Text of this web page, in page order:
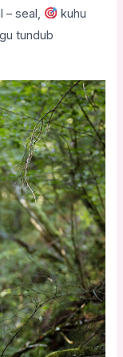
– seal,
kuhu
tundub